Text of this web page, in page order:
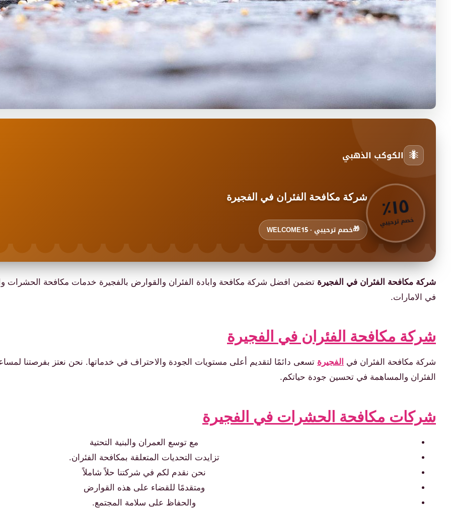
🐜 الكوكب الذهبي
١٥
٪
خصم ترحيبي
شركة مكافحة الفئران في الفجيرة
🎁خصم ترحيبي · WELCOME15
شركة مكافحة الفئران في الفجيرة تضمن افضل شركة مكافحة وابادة الفئران والقوارض بالفجيرة خدمات مكافحة الحشرات
في الامارات.
شركة مكافحة الفئران في الفجيرة
شركة مكافحة الفئران في الفجيرة تسعى دائمًا لتقديم أعلى مستويات الجودة والاحتراف في خدماتها. نحن نعتز بفرصتنا
الفئران والمساهمة في تحسين جودة حياتكم.
شركات مكافحة الحشرات في الفجيرة
مع توسع العمران والبنية التحتية
تزايدت التحديات المتعلقة بمكافحة الفئران.
نحن نقدم لكم في شركتنا حلاً شاملاً
ومتقدمًا للقضاء على هذه القوارض
والحفاظ على سلامة المجتمع.